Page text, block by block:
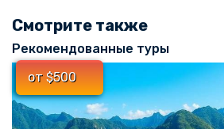
Смотрите также
Рекомендованные туры
от $500